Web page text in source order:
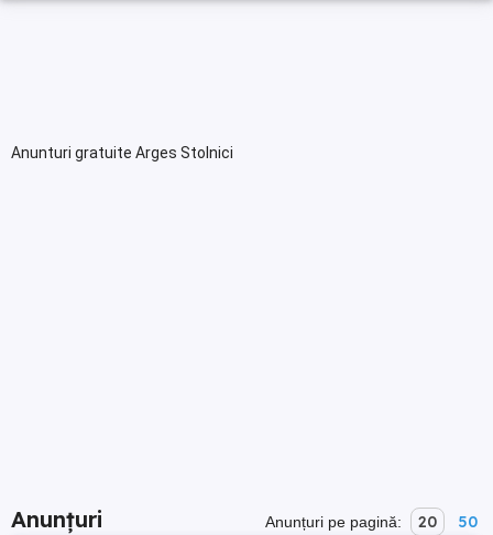
Anunturi gratuite Arges Stolnici
Anunțuri Anunțuri pe pagină: 20 50